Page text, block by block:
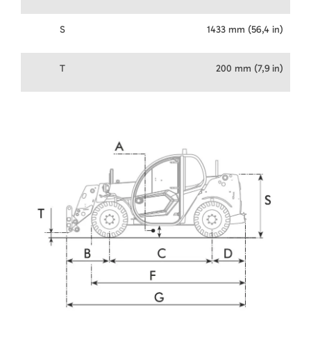
S 1433 mm (56,4 in)
T 200 mm (7,9 in)